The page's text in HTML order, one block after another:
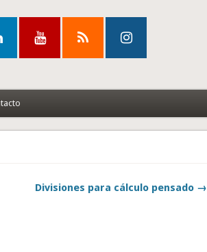
Divisiones para cálculo pensado →